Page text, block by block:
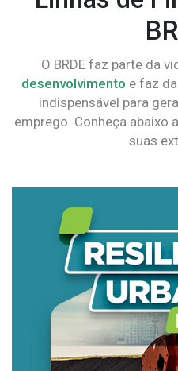
O BRDE faz parte da
desenvolvimento e faz da
indispensável para
emprego. Conheça abaixo
suas